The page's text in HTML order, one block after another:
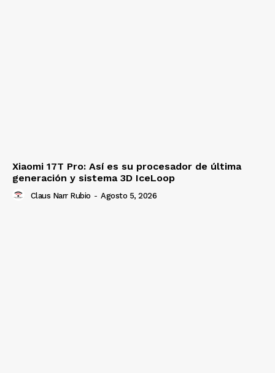
Xiaomi 17T Pro: Así es su procesador de última
generación y sistema 3D IceLoop
Claus Narr Rubio - Agosto 5, 2026